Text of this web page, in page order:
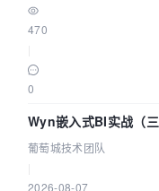
470
0
Wyn嵌入式BI实战（
数联动全闭环
葡萄城技术团队
2026-08-07